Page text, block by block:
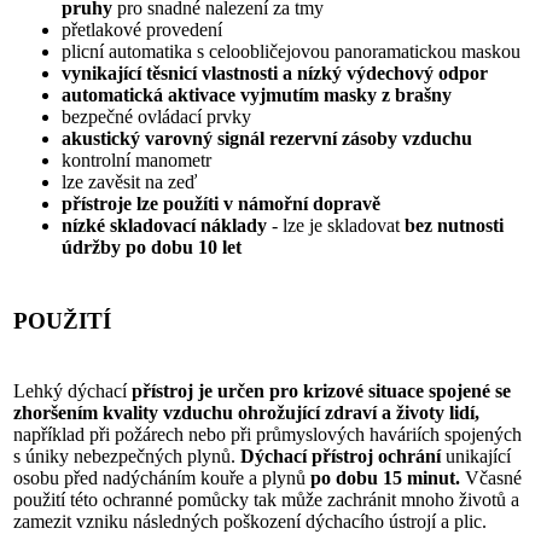
pruhy pro snadné nalezení za tmy
přetlakové provedení
plicní automatika s celoobličejovou panoramatickou maskou
vynikající těsnicí vlastnosti a nízký výdechový odpor
automatická aktivace vyjmutím masky z brašny
bezpečné ovládací prvky
akustický varovný signál rezervní zásoby vzduchu
kontrolní manometr
lze zavěsit na zeď
přístroje lze použíti v námořní dopravě
nízké skladovací náklady - lze je skladovat bez nutnosti
údržby po dobu 10 let
POUŽITÍ
Lehký dýchacípřístroj je určen pro krizové situace spojené se
zhoršením kvality vzduchu ohrožující zdraví a životy lidí,
například při požárech nebo při průmyslových haváriích spojených
s úniky nebezpečných plynů. Dýchací přístroj ochráníunikající
osobu před nadýcháním kouře a plynů po dobu 15 minut. Včasné
použití této ochranné pomůcky tak může zachránit mnoho životů a
zamezit vzniku následných poškození dýchacího ústrojí a plic.